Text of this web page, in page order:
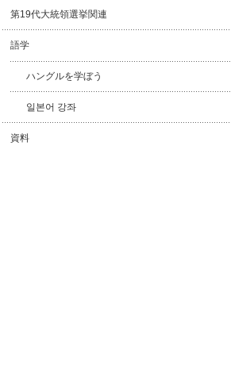
第19代大統領選挙関連
語学
ハングルを学ぼう
일본어 강좌
資料